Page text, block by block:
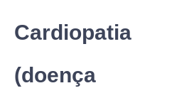
Cardiopatia
(doença